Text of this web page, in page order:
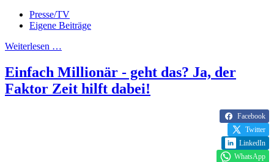
Presse/TV
Eigene Beiträge
Weiterlesen …
Einfach Millionär - geht das? Ja, der
Faktor Zeit hilft dabei!
Facebook
Twitter
LinkedIn
WhatsApp